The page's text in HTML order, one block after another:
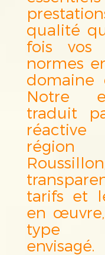
qualité
fois vos
normes
domaine
Notre
traduit
région
tarifs et
en
type
envisagé.